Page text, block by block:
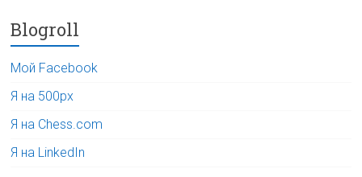
Blogroll
Мой Facebook
Я на 500px
Я на Chess.com
Я на LinkedIn